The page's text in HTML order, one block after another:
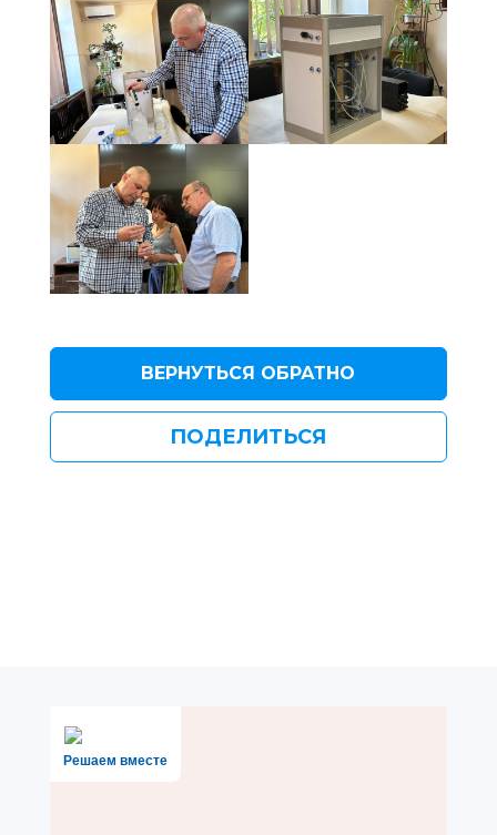
ВЕРНУТЬСЯ ОБРАТНО
ПОДЕЛИТЬСЯ
Решаем вместе